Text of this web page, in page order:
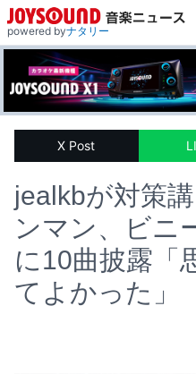
powered byナタリー
X Post
jealkbが対策
ンマン、ビニ
に10曲披露「
てよかった」